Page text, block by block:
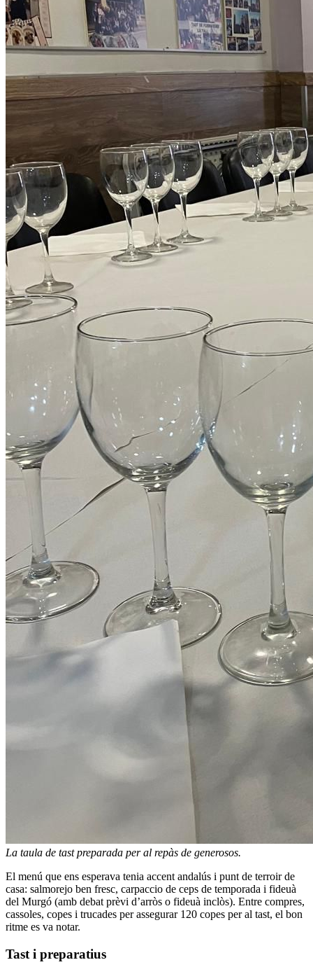
La taula de tast preparada per al repàs de generosos.
El menú que ens esperava tenia accent andalús i punt de terroir de
casa: salmorejo ben fresc, carpaccio de ceps de temporada i fideuà
del Murgó (amb debat prèvi d’arròs o fideuà inclòs). Entre compres,
cassoles, copes i trucades per assegurar 120 copes per al tast, el bon
ritme es va notar.
Tast i preparatius